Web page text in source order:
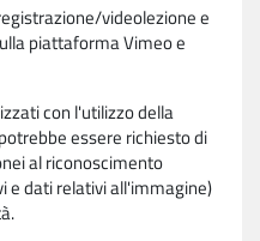
videolezione e
piattaforma Vimeo e
con l'utilizzo della
essere richiesto di
al riconoscimento
e dati relativi all'immagine)